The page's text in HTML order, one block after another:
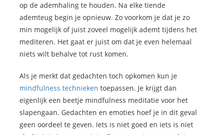
op de ademhaling te houden. Na elke tiende
ademteug begin je opnieuw. Zo voorkom je dat je zo
min mogelijk of juist zoveel mogelijk ademt tijdens het
mediteren. Het gaat er juist om dat je even helemaal
niets wilt behalve tot rust komen.
Als je merkt dat gedachten toch opkomen kun je
mindfulness technieken toepassen. Je krijgt dan
eigenlijk een beetje mindfulness meditatie voor het
slapengaan. Gedachten en emoties hoef je in dit geval
geen oordeel te geven. Iets is niet goed en iets is niet